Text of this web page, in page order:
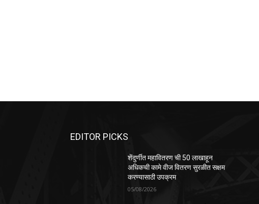
EDITOR PICKS
शेंदुर्णीत महावितरण ची 50 लाखाहून
अधिकची कामे वीज वितरण सुरळीत सक्षम
करण्यासाठी उपक्रम
05/08/2026